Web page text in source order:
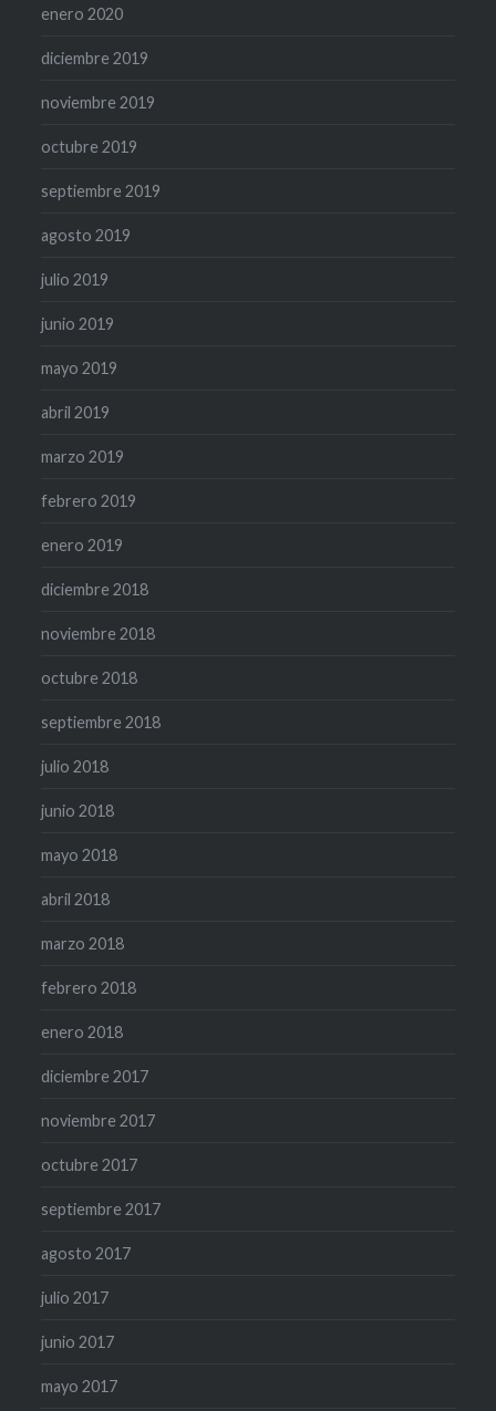
enero 2020
diciembre 2019
noviembre 2019
octubre 2019
septiembre 2019
agosto 2019
julio 2019
junio 2019
mayo 2019
abril 2019
marzo 2019
febrero 2019
enero 2019
diciembre 2018
noviembre 2018
octubre 2018
septiembre 2018
julio 2018
junio 2018
mayo 2018
abril 2018
marzo 2018
febrero 2018
enero 2018
diciembre 2017
noviembre 2017
octubre 2017
septiembre 2017
agosto 2017
julio 2017
junio 2017
mayo 2017